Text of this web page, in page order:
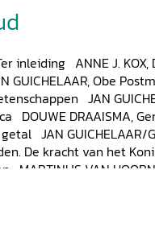
inleiding ANNE J.
GUICHELAAR, Obe
JAN
DOUWE DRAAISMA,
JAN GUICHELAAR/
De kracht van het
MARTINUS VAN
KLAAS